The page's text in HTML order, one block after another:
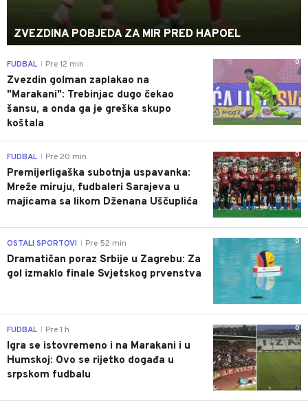
ZVEZDINA POBJEDA ZA MIR PRED HAPOEL
0
FUDBAL Pre 12 min
Zvezdin golman zaplakao na
"Marakani": Trebinjac dugo čekao
šansu, a onda ga je greška skupo
koštala
0
FUDBAL Pre 20 min
Premijerligaška subotnja uspavanka:
Mreže miruju, fudbaleri Sarajeva u
majicama sa likom Dženana Uščuplića
0
OSTALI SPORTOVI Pre 52 min
Dramatičan poraz Srbije u Zagrebu: Za
gol izmaklo finale Svjetskog prvenstva
0
FUDBAL Pre 1 h
Igra se istovremeno i na Marakani i u
Humskoj: Ovo se rijetko događa u
srpskom fudbalu